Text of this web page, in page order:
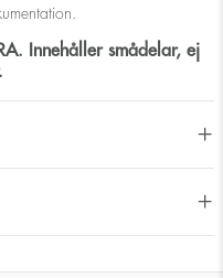
Innehåller smådelar, ej